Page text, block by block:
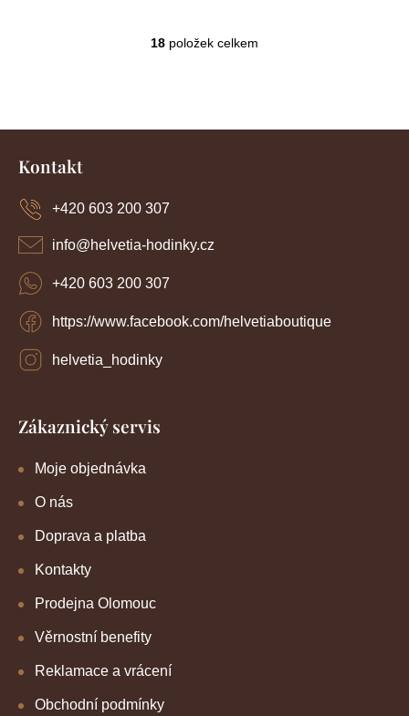
O
a
k
i
18 položek celkem
Z
Kontakt
info@helvetia-hodinky.cz
+420 603 200 307
https://www.facebook.com/helvetiaboutique
helvetia_hodinky
+420 603 200 307
Zákaznický servis
Moje objednávka
O nás
Doprava a platba
Kontakty
Prodejna Olomouc
Věrnostní benefity
Reklamace a vrácení
Obchodní podmínky